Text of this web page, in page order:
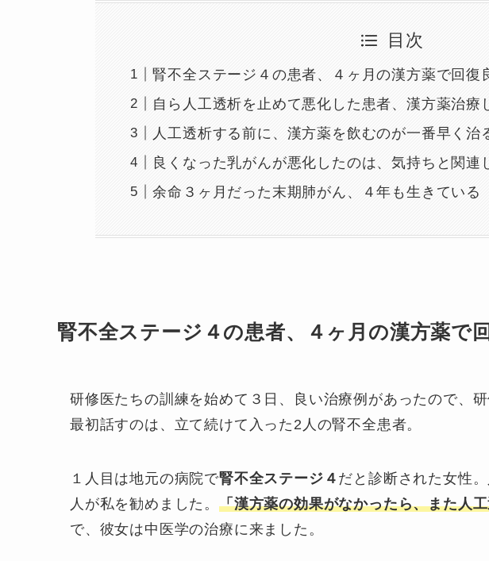
目次
腎不全ステージ４の患者、４ヶ月の漢方薬で回復
自ら人工透析を止めて悪化した患者、漢方薬治療
人工透析する前に、漢方薬を飲むのが一番早く治
良くなった乳がんが悪化したのは、気持ちと関連
余命３ヶ月だった末期肺がん、４年も生きている
腎不全ステージ４の患者、４ヶ月の漢方薬で
研修医たちの訓練を始めて３日、良い治療例があったので、
最初話すのは、立て続けて入った2人の腎不全患者。
１人目は地元の病院で腎不全ステージ４ だと診断された女性
人が私を勧めました。 「漢方薬の効果がなかったら、また人
で、彼女は中医学の治療に来ました。